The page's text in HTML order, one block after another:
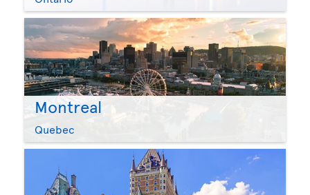
Montreal
Quebec